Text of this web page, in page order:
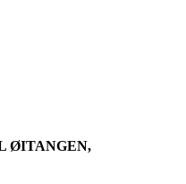
ØITANGEN,